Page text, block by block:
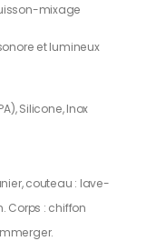
mixage
et lumineux
Silicone, Inox
couteau : lave-
Corps : chiffon